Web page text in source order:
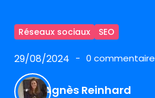
Réseaux sociaux SEO
29/08/2024 0 commentaire
Agnès Reinhard